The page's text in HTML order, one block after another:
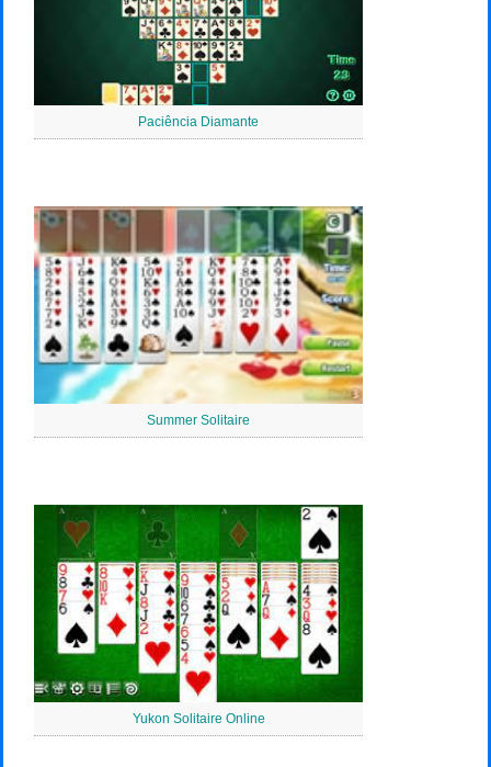
Paciência Diamante
Summer Solitaire
Yukon Solitaire Online